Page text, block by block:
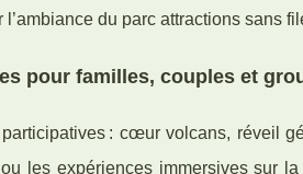
du parc attractions sans
pour familles, couples et
: cœur volcans, réveil
les expériences immersives sur